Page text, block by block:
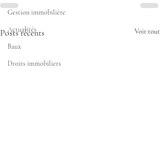
Gestion immobilière
Actualités
Baux
Droits immobiliers
Posts récents Voir tout